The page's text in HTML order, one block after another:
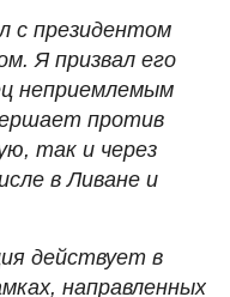
с президентом
Я призвал его
неприемлемым
против
так и через
в Ливане и
действует в
направленных